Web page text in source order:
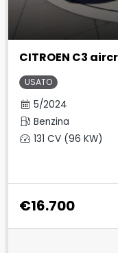
USATO
5/2024
Benzina
131 CV (96 KW)
€16.700